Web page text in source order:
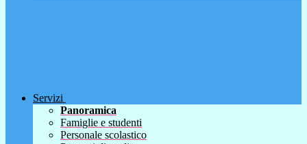
Servizi
Panoramica
Famiglie e studenti
Personale scolastico